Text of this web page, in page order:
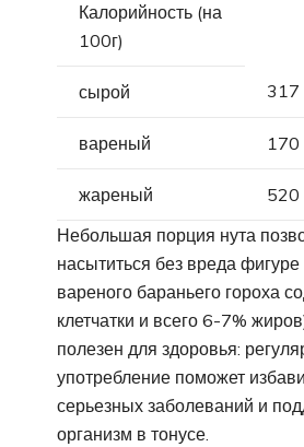
Калорийность (на
100г)
сырой 317
вареный 170
жареный
520
Небольшая порция нута
насытиться без вреда
вареного бараньего гороха
клетчатки и всего 6-7%
полезен для здоровья:
употребление поможет
серьезных заболеваний и
организм в тонусе.